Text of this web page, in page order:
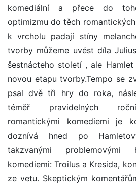
komediální a přece do
optimizmu do těch
k vrcholu padají stíny
tvorby můžeme uvést díla
šestnácteho století , ale
novou etapu tvorby.Tempo se
psal dvě tři hry do roka,
téměř pravidelných
romantickými komediemi je
doznívá hned po
takzvanými
komediemi: Troilus a Kresida,
ze vetu. Skeptickým